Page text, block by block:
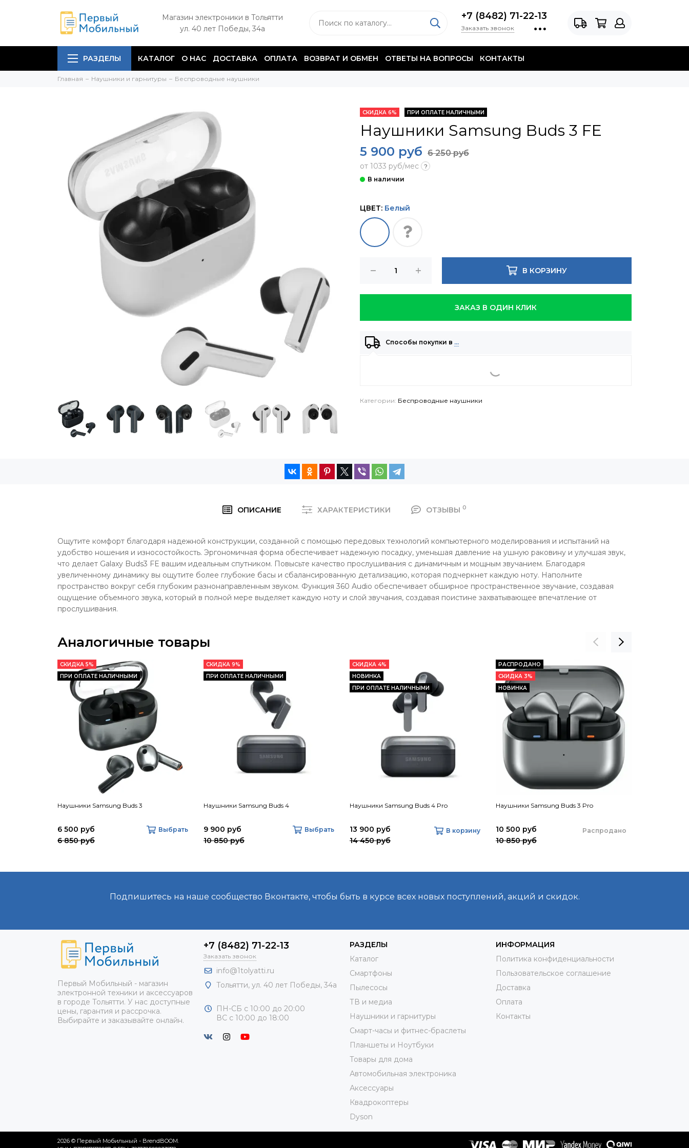
Магазин электроники в Тольятти
ул. 40 лет Победы, 34а
+7 (8482) 71-22-13
Заказать звонок
РАЗДЕЛЫ КАТАЛОГ О НАС ДОСТАВКА ОПЛАТА ВОЗВРАТ И ОБМЕН ОТВЕТЫ НА ВОПРОСЫ КОНТАКТЫ
Главная Наушники и гарнитуры Беспроводные наушники
СКИДКА 6% ПРИ ОПЛАТЕ НАЛИЧНЫМИ
Наушники Samsung Buds 3 FE
5 900 руб 6 250 руб
от 1033 руб/мес ?
ЦВЕТ: Белый
В КОРЗИНУ
ЗАКАЗ В ОДИН КЛИК
Способы покупки в …
Категории: Беспроводные наушники
ОПИСАНИЕ ХАРАКТЕРИСТИКИ ОТЗЫВЫ 0
Ощутите комфорт благодаря надежной конструкции, созданной с помощью передовых технологий компьютерного моделирования и испытаний на
удобство ношения и износостойкость. Эргономичная форма обеспечивает надежную посадку, уменьшая давление на ушную раковину и улучшая звук,
что делает Galaxy Buds3 FE вашим идеальным спутником. Повысьте качество прослушивания с динамичным и мощным звучанием. Благодаря
увеличенному динамику вы ощутите более глубокие басы и сбалансированную детализацию, которая подчеркнет каждую ноту. Наполните
пространство вокруг себя глубоким разнонаправленным звуком. Функция 360 Audio обеспечивает обширное пространственное звучание, создавая
ощущение объемного звука, который в полной мере выделяет каждую ноту и слой звучания, создавая поистине захватывающее впечатление от
прослушивания.
Аналогичные товары
СКИДКА 5%
ПРИ ОПЛАТЕ НАЛИЧНЫМИ
Наушники Samsung Buds 3
6 500 руб
6 850 руб
Выбрать
СКИДКА 9%
ПРИ ОПЛАТЕ НАЛИЧНЫМИ
Наушники Samsung Buds 4
9 900 руб
10 850 руб
Выбрать
СКИДКА 4%
НОВИНКА
ПРИ ОПЛАТЕ НАЛИЧНЫМИ
Наушники Samsung Buds 4 Pro
13 900 руб
14 450 руб
В корзину
РАСПРОДАНО
СКИДКА 3%
НОВИНКА
Наушники Samsung Buds 3 Pro
10 500 руб
10 850 руб
Распродано
Подпишитесь на наше сообщество Вконтакте, чтобы быть в курсе всех новых поступлений, акций и скидок.
Первый Мобильный - магазин
электронной техники и аксессуаров
в городе Тольятти. У нас доступные
цены, гарантия и рассрочка.
Выбирайте и заказывайте онлайн.
+7 (8482) 71-22-13
Заказать звонок
info@1tolyatti.ru
Тольятти, ул. 40 лет Победы, 34а
ПН-СБ с 10:00 до 20:00
ВС с 10:00 до 18:00
РАЗДЕЛЫ
Каталог
Смартфоны
Пылесосы
ТВ и медиа
Наушники и гарнитуры
Смарт-часы и фитнес-браслеты
Планшеты и Ноутбуки
Товары для дома
Автомобильная электроника
Аксессуары
Квадрокоптеры
Dyson
ИНФОРМАЦИЯ
Политика конфиденциальности
Пользовательское соглашение
Доставка
Оплата
Контакты
2026 © Первый Мобильный - BrendBOOM.